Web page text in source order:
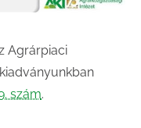
Agrárpiaci
szám.